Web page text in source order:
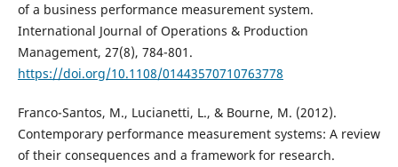
of a business performance measurement system.
International Journal of Operations & Production
Management, 27(8), 784-801.
https://doi.org/10.1108/01443570710763778
Franco-Santos, M., Lucianetti, L., & Bourne, M. (2012).
Contemporary performance measurement systems: A review
of their consequences and a framework for research.